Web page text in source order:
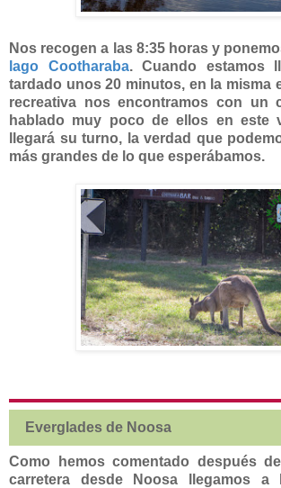
Nos recogen a las 8:35 horas y
lago Cootharaba. Cuando estamos
tardado unos 20 minutos, en la misma
recreativa nos encontramos con un
hablado muy poco de ellos en este
llegará su turno, la verdad que
más grandes de lo que esperábamos.
Everglades de Noosa
Como hemos comentado después
carretera desde Noosa llegamos a